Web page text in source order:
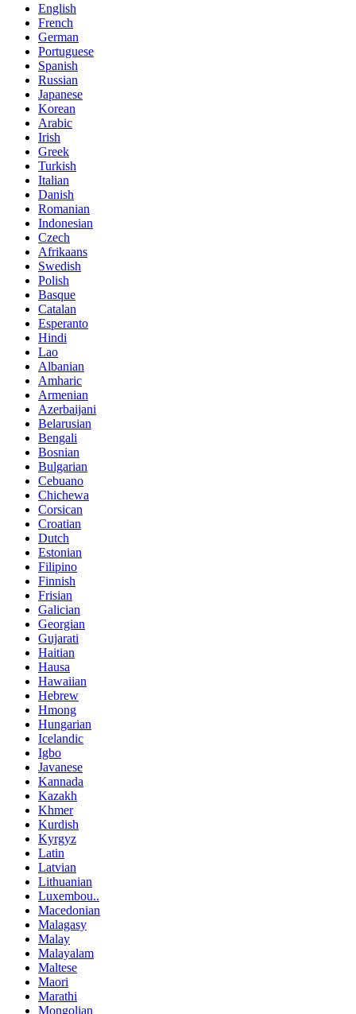
English
French
German
Portuguese
Spanish
Russian
Japanese
Korean
Arabic
Irish
Greek
Turkish
Italian
Danish
Romanian
Indonesian
Czech
Afrikaans
Swedish
Polish
Basque
Catalan
Esperanto
Hindi
Lao
Albanian
Amharic
Armenian
Azerbaijani
Belarusian
Bengali
Bosnian
Bulgarian
Cebuano
Chichewa
Corsican
Croatian
Dutch
Estonian
Filipino
Finnish
Frisian
Galician
Georgian
Gujarati
Haitian
Hausa
Hawaiian
Hebrew
Hmong
Hungarian
Icelandic
Igbo
Javanese
Kannada
Kazakh
Khmer
Kurdish
Kyrgyz
Latin
Latvian
Lithuanian
Luxembou..
Macedonian
Malagasy
Malay
Malayalam
Maltese
Maori
Marathi
Mongolian